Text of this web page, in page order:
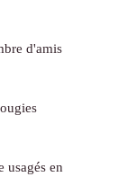
d'amis
usagés en